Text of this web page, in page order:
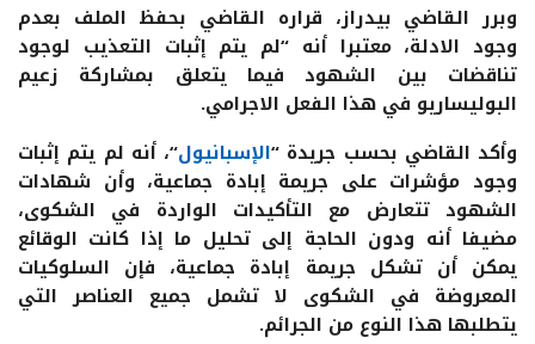
وبرر القاضي بيدراز، قراره القاضي بحفظ الملف بعدم
وجود الادلة، معتبرا أنه “لم يتم إثبات التعذيب لوجود
تناقضات بين الشهود فيما يتعلق بمشاركة زعيم
البوليساريو في هذا الفعل الاجرامي.
وأكد القاضي بحسب جريدة “الإسبانيول“، أنه لم يتم إثبات
وجود مؤشرات على جريمة إبادة جماعية، وأن شهادات
الشهود تتعارض مع التأكيدات الواردة في الشكوى،
مضيفا أنه ودون الحاجة إلى تحليل ما إذا كانت الوقائع
يمكن أن تشكل جريمة إبادة جماعية، فإن السلوكيات
المعروضة في الشكوى لا تشمل جميع العناصر التي
يتطلبها هذا النوع من الجرائم.